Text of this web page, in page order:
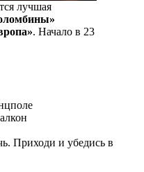
лучшая
. Начало в 23
Приходи и убедись в